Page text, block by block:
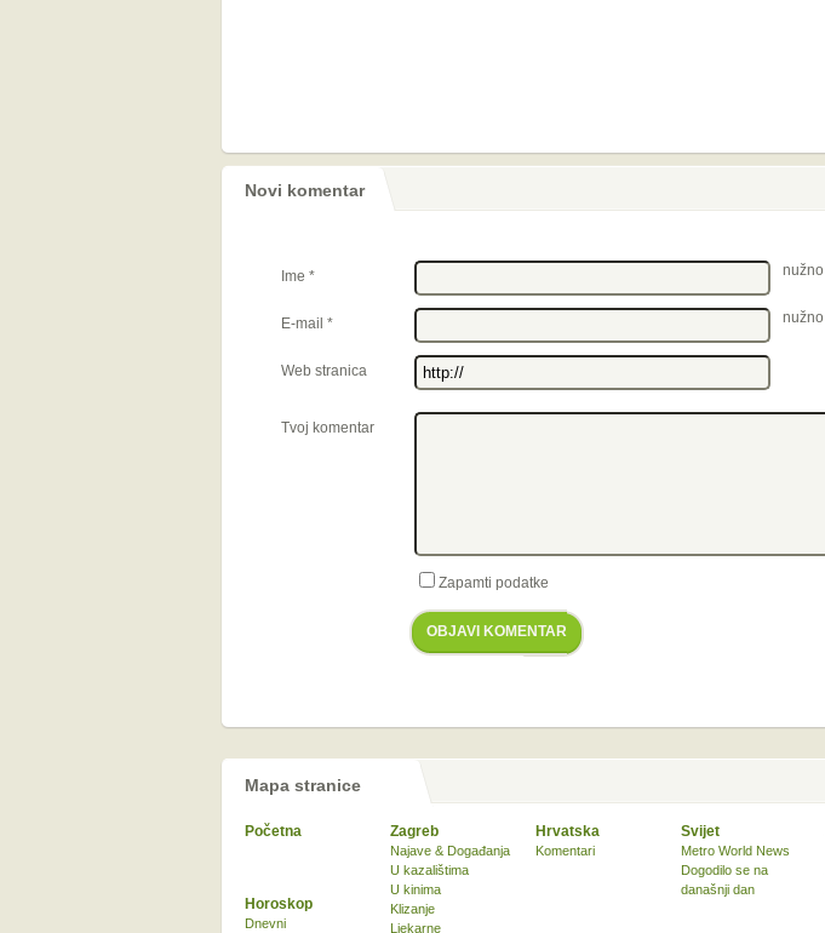
Novi komentar
Ime * nužno
E-mail * nužno
Web stranica
Tvoj komentar
Zapamti podatke
OBJAVI KOMENTAR
Mapa stranice
Početna Zagreb
Najave & Događanja
U kazalištima
U kinima
Klizanje
Ljekarne
Hrvatska
Komentari
Svijet
Metro World News
Dogodilo se na
današnji dan
Horoskop
Dnevni